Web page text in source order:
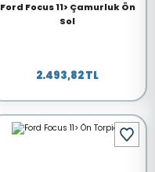
Ford Focus 11> Çamurluk Ön
Sol
2.493,82 TL